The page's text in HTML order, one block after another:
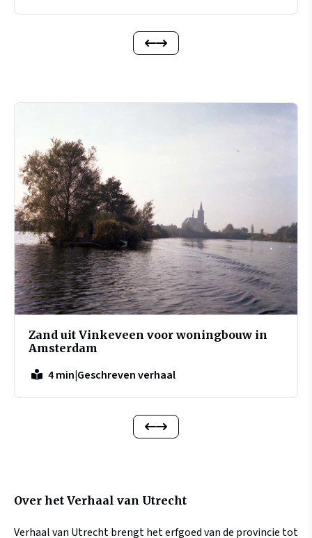
Zand uit Vinkeveen voor woningbouw in
Amsterdam
4 min|Geschreven verhaal
Over het Verhaal van Utrecht
Verhaal van Utrecht brengt het erfgoed van de provincie tot